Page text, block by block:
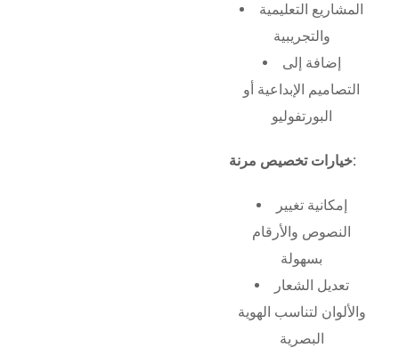
المشاريع التعليمية
والتجريبية
إضافة إلى
التصاميم الإبداعية أو
البورتفوليو
خيارات تخصيص مرنة:
إمكانية تغيير
النصوص والأرقام
بسهولة
تعديل الشعار
والألوان لتناسب الهوية
البصرية